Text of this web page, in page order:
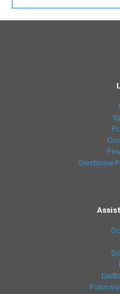
Gestione